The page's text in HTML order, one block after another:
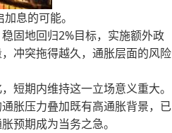
息的可能。
固地回归2%目标，实施额外政
冲突拖得越久，通胀层面的风险
期内维持这一立场意义重大。
胀压力叠加既有高通胀背景，已
预期成为当务之急。